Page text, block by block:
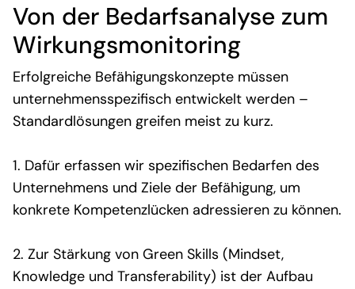
Von der Bedarfsanalyse zum
Wirkungsmonitoring
Erfolgreiche Befähigungskonzepte müssen
unternehmensspezifisch entwickelt werden –
Standardlösungen greifen meist zu kurz.
1. Dafür erfassen wir spezifischen Bedarfen des
Unternehmens und Ziele der Befähigung, um
konkrete Kompetenzlücken adressieren zu können.
2. Zur Stärkung von Green Skills (Mindset,
Knowledge und Transferability) ist der Aufbau